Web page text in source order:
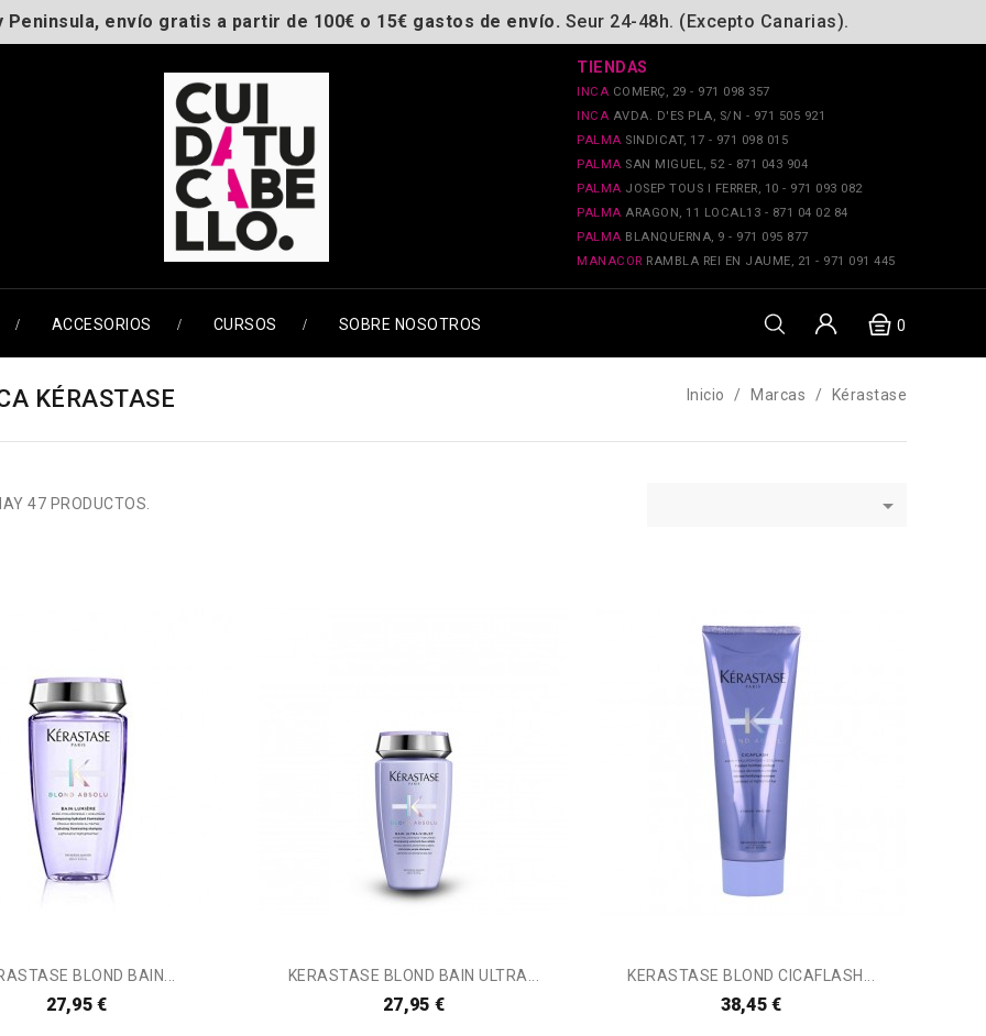
envío gratis a partir de 100€ o 15€ gastos de envío. Seur 24-48h. (Excepto Canarias).
TIENDAS
INCA COMERÇ, 29 - 971 098 357
INCA AVDA. D'ES PLA, S/N - 971 505 921
PALMA SINDICAT, 17 - 971 098 015
PALMA SAN MIGUEL, 52 - 871 043 904
PALMA JOSEP TOUS I FERRER, 10 - 971 093 082
PALMA ARAGON, 11 LOCAL13 - 871 04 02 84
PALMA BLANQUERNA, 9 - 971 095 877
MANACOR RAMBLA REI EN JAUME, 21 - 971 091 445
ACCESORIOS CURSOS SOBRE NOSOTROS 0
KÉRASTASE Inicio Marcas Kérastase
47 PRODUCTOS. 
BLOND BAIN...
27,95 €
KERASTASE BLOND BAIN ULTRA...
27,95 €
KERASTASE BLOND CICAFLASH...
38,45 €